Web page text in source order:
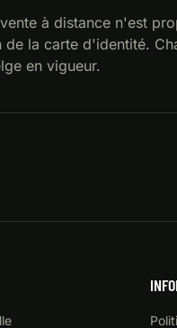
à distance n'est
la carte d'identité.
en vigueur.